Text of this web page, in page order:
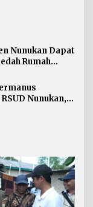
Nunukan Dapat
Rumah
Nunukan,